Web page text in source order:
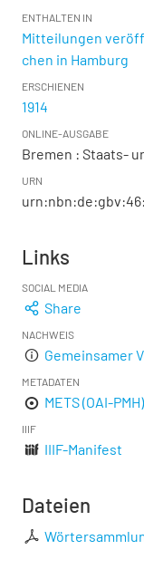
ENTHALTEN IN
Mitteilungen
chen in Hamburg
ERSCHIENEN
1914
ONLINE-AUSGABE
Bremen : Staats-
URN
Links
SOCIAL MEDIA
Share
NACHWEIS
Gemeinsamer
METADATEN
METS (OAI-PMH)
IIIF
IIIF-Manifest
Dateien